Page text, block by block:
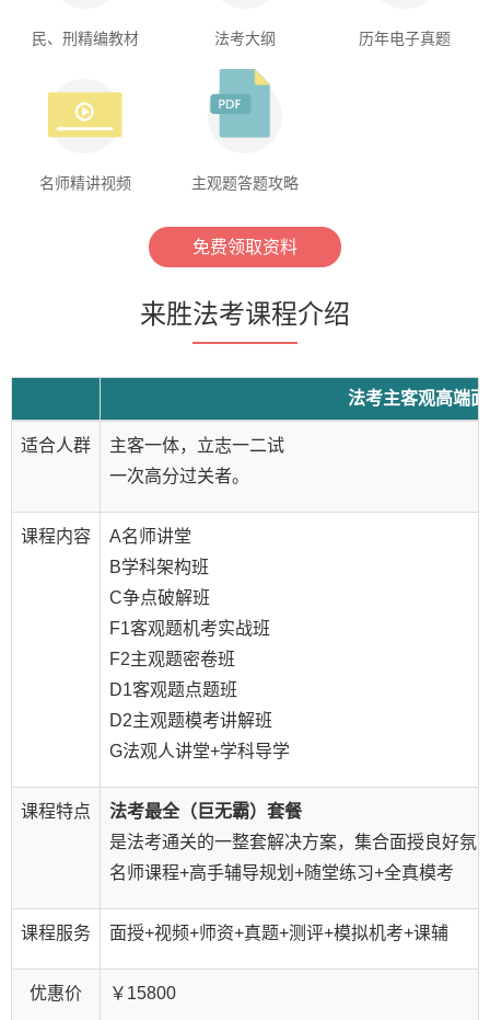
民、刑精编教材 法考大纲 历年电子真题
名师精讲视频 主观题答题攻略
免费领取资料
来胜法考课程介绍
法考主客观高端
适合人群
主客一体，立志一二试
一次高分过关者。
课程内容
A名师讲堂
B学科架构班
C争点破解班
F1客观题机考实战班
F2主观题密卷班
D1客观题点题班
D2主观题模考讲解班
G法观人讲堂+学科导学
课程特点
法考最全（巨无霸）套餐
是法考通关的一整套解决方案，集合面授良好氛
名师课程+高手辅导规划+随堂练习+全真模考
课程服务 面授+视频+师资+真题+测评+模拟机考+课辅
优惠价 ￥15800